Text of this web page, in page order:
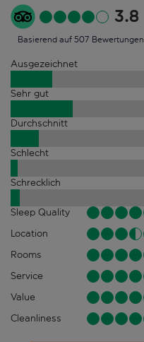
3.8
Basierend auf 507 Bewertungen
Ausgezeichnet
Sehr gut
Durchschnitt
Schlecht
Schrecklich
Sleep Quality
Location
Rooms
Service
Value
Cleanliness